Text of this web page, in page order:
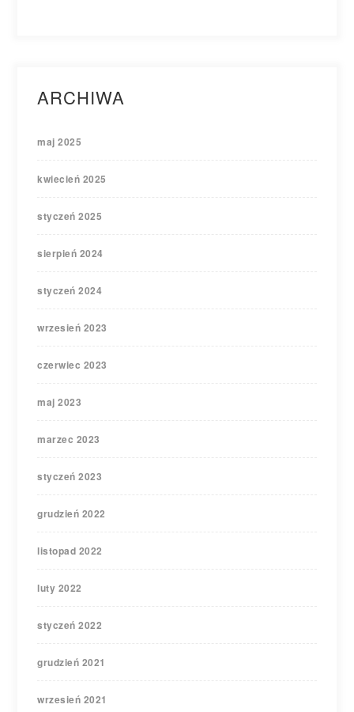
ARCHIWA
maj 2025
kwiecień 2025
styczeń 2025
sierpień 2024
styczeń 2024
wrzesień 2023
czerwiec 2023
maj 2023
marzec 2023
styczeń 2023
grudzień 2022
listopad 2022
luty 2022
styczeń 2022
grudzień 2021
wrzesień 2021